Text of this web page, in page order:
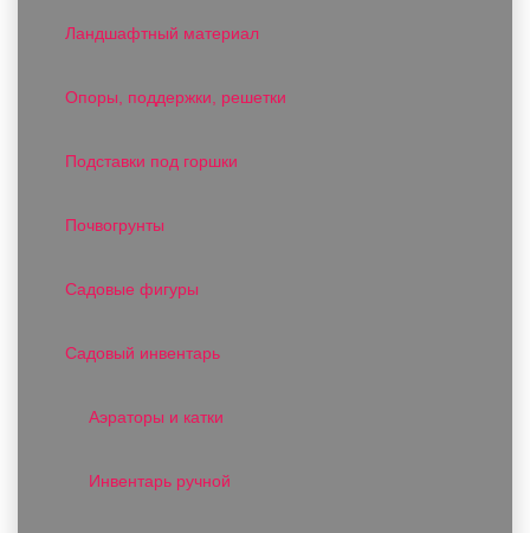
Ландшафтный материал
Опоры, поддержки, решетки
Подставки под горшки
Почвогрунты
Садовые фигуры
Садовый инвентарь
Аэраторы и катки
Инвентарь ручной